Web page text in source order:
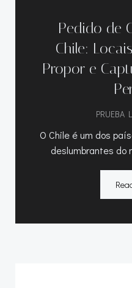
Pedido de
Chile:
Propor e
PRUEBA
O Chile é um dos
deslumbrantes do